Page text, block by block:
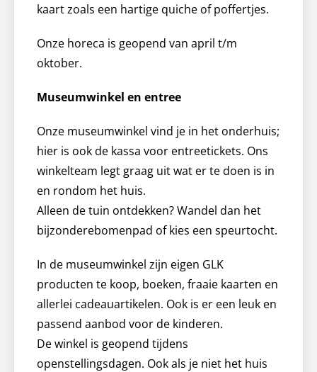
kaart zoals een hartige quiche of poffertjes.
Onze horeca is geopend van april t/m
oktober.
Museumwinkel en entree
Onze museumwinkel vind je in het onderhuis;
hier is ook de kassa voor entreetickets. Ons
winkelteam legt graag uit wat er te doen is in
en rondom het huis.
Alleen de tuin ontdekken? Wandel dan het
bijzonderebomenpad of kies een speurtocht.
In de museumwinkel zijn eigen GLK
producten te koop, boeken, fraaie kaarten en
allerlei cadeauartikelen. Ook is er een leuk en
passend aanbod voor de kinderen.
De winkel is geopend tijdens
openstellingsdagen. Ook als je niet het huis